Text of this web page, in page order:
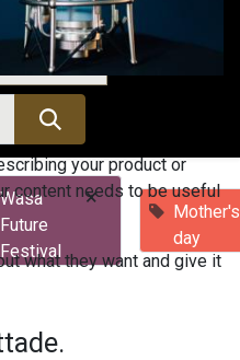
Wasa
Future
Festival
×
Mother's
day
your product or
content needs to be useful
what they want and give it